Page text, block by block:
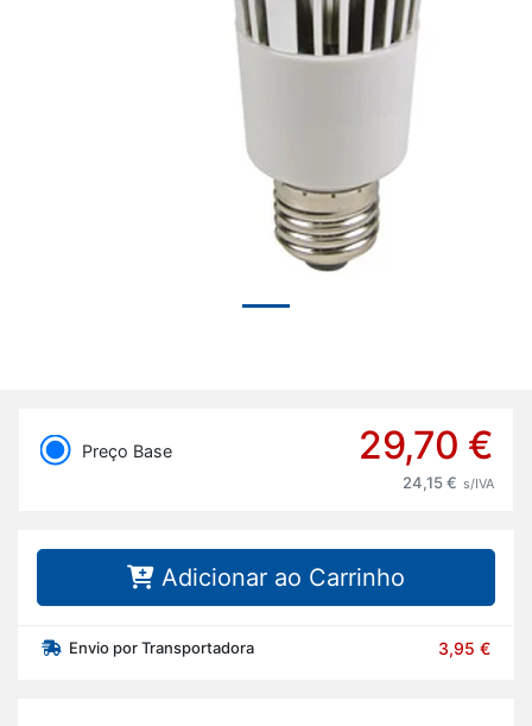
Preço Base 29,70 €
24,15 € s/IVA
Adicionar ao Carrinho
Envio por Transportadora 3,95 €